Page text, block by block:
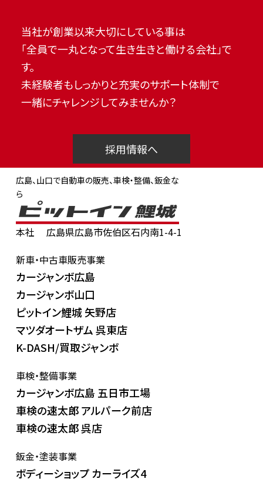
当社が創業以来大切にしている事は
「全員で一丸となって生き生きと働ける会社」で
す。
未経験者もしっかりと充実のサポート体制で
一緒にチャレンジしてみませんか？
採用情報へ
広島、山口で自動車の販売、車検・整備、鈑金な
ら
本社
広島県広島市佐伯区石内南1-4-1
新車・中古車販売事業
カージャンボ広島
カージャンボ山口
ピットイン鯉城 矢野店
マツダオートザム 呉東店
K-DASH/買取ジャンボ
車検・整備事業
カージャンボ広島 五日市工場
車検の速太郎 アルパーク前店
車検の速太郎 呉店
鈑金・塗装事業
ボディーショップ カーライズ4